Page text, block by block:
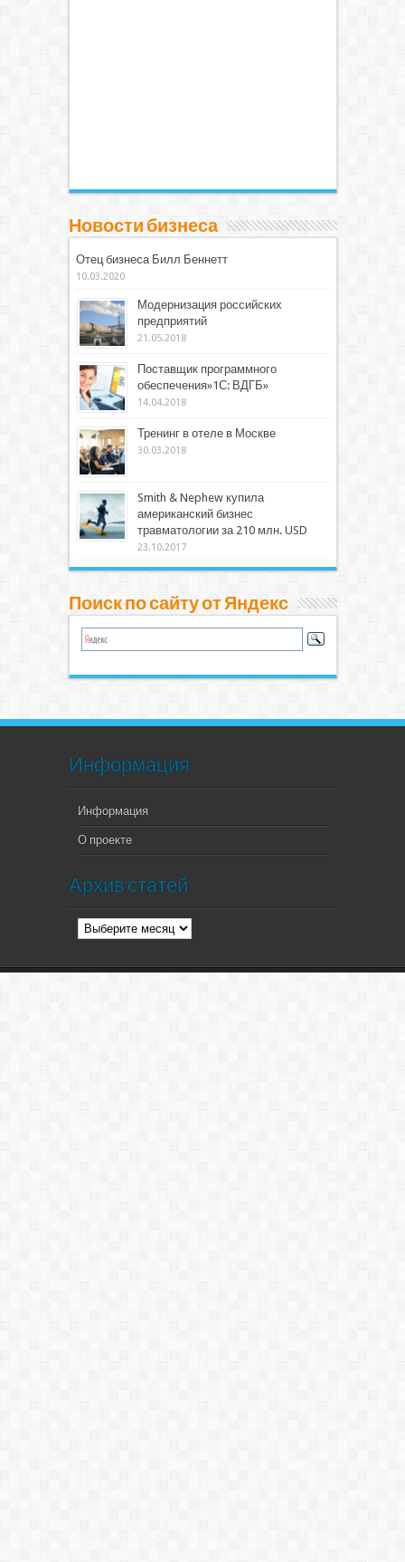
Новости бизнеса
Отец бизнеса Билл Беннетт
10.03.2020
Модернизация российских
предприятий
21.05.2018
Поставщик программного
обеспечения»1С: ВДГБ»
14.04.2018
Тренинг в отеле в Москве
30.03.2018
Smith & Nephew купила
американский бизнес
травматологии за 210 млн. USD
23.10.2017
Поиск по сайту от Яндекс
Информация
Информация
О проекте
Архив статей
Архив
статей